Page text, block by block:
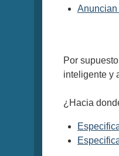
Anuncian
Por
inteligente y
¿Hacia